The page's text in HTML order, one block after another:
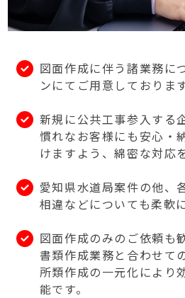
図面作成に伴う諸業務に
ンにてご用意しております
新規に公共工事参入する
慣れなお客様にも安心・
けますよう、綿密な対応
愛知県水道局案件の他、
相違などについても柔軟
図面作成のみのご依頼も
書類作成業務と合わせて
所類作成の一元化により
能です。